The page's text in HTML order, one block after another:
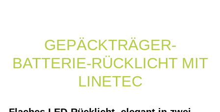
GEPÄCKTRÄGER-
BATTERIE-RÜCKLICHT MIT
LINETEC